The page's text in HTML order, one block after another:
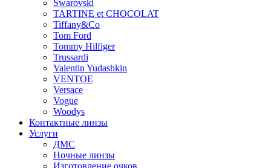
Swarovski
TARTINE et CHOCOLAT
Tiffany&Co
Tom Ford
Tommy Hilfiger
Trussardi
Valentin Yudashkin
VENTOE
Versace
Vogue
Woodys
Контактные линзы
Услуги
ДМС
Ночные линзы
Изготовление очков